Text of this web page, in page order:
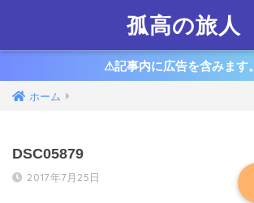
孤高の旅人
⚠︎記事内に広告を含みます。
ホーム
DSC05879
2017年7月25日